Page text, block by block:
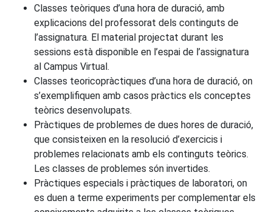
Classes teòriques d’una hora de duració, amb
explicacions del professorat dels continguts de
l’assignatura. El material projectat durant les
sessions està disponible en l’espai de l’assignatura
al Campus Virtual.
Classes teoricopràctiques d’una hora de duració, on
s’exemplifiquen amb casos pràctics els conceptes
teòrics desenvolupats.
Pràctiques de problemes de dues hores de duració,
que consisteixen en la resolució d’exercicis i
problemes relacionats amb els continguts teòrics.
Les classes de problemes són invertides.
Pràctiques especials i pràctiques de laboratori, on
es duen a terme experiments per complementar els